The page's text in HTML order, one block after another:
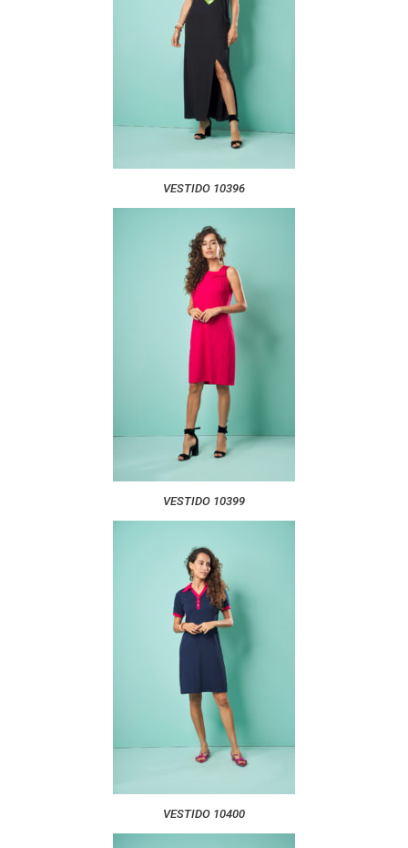
VESTIDO 10396
VESTIDO 10399
VESTIDO 10400